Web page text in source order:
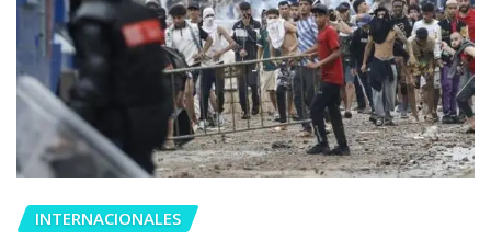
INTERNACIONALES